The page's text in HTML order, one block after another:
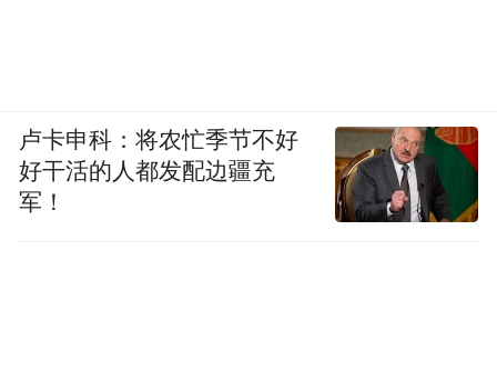
卢卡申科：将农忙季节不好
好干活的人都发配边疆充
军！